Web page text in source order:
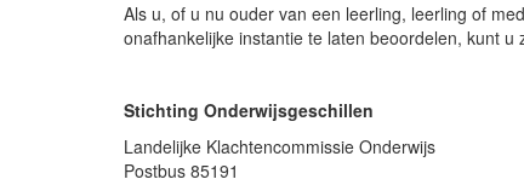
Als u, of u nu ouder van een leerling, leerling of
onafhankelijke instantie te laten beoordelen, kunt
Stichting Onderwijsgeschillen
Landelijke Klachtencommissie Onderwijs
Postbus 85191